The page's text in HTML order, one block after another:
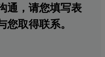
通，请您填写表
取得联系。